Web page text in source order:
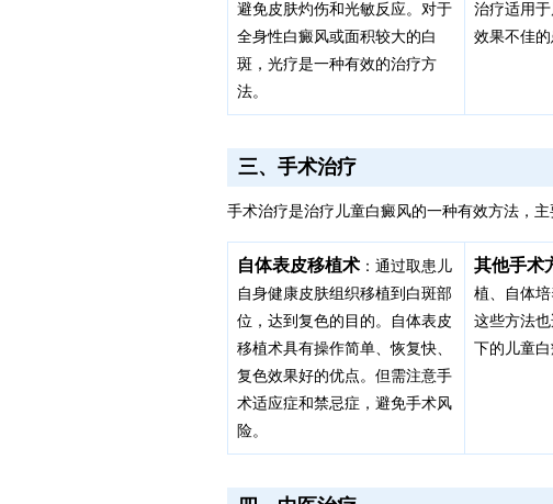
避免皮肤灼伤和光敏反应。对于
全身性白癜风或面积较大的白
斑，光疗是一种有效的治疗方
法。
治疗适用
效果不佳的
三、手术治疗
手术治疗是治疗儿童白癜风的一种有效方法，
自体表皮移植术 ：通过取患儿
自身健康皮肤组织移植到白斑部
位，达到复色的目的。自体表皮
移植术具有操作简单、恢复快、
复色效果好的优点。但需注意手
术适应症和禁忌症，避免手术风
险。
其他手术
植、自体培
这些方法
下的儿童白